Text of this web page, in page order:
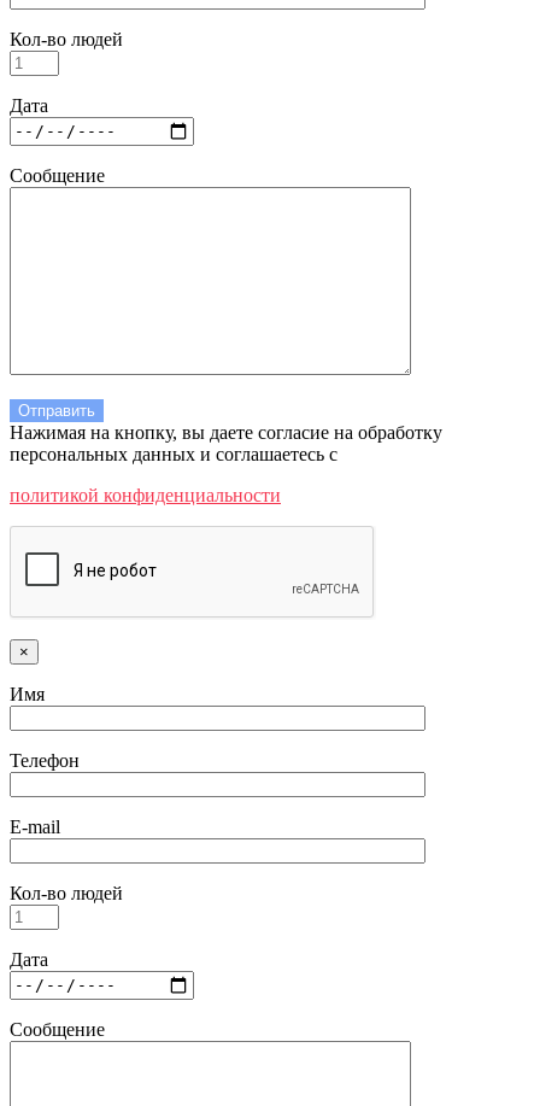
Кол-во людей
Дата
Сообщение
Нажимая на кнопку, вы даете согласие на обработку
персональных данных и соглашаетесь c
политикой конфиденциальности
×
Имя
Телефон
E-mail
Кол-во людей
Дата
Сообщение